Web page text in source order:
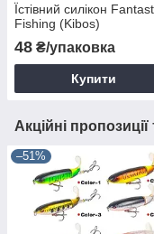
Їстівний силікон
Fishing (Kibos)
48 ₴/упаковка
Купити
Акційні
–51%